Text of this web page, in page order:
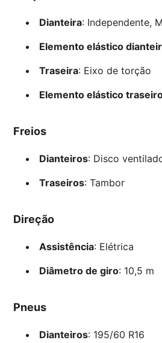
Dianteira: Independente,
Elemento elástico
Traseira: Eixo de torção
Elemento elástico
Freios
Dianteiros: Disco
Traseiros: Tambor
Direção
Assistência: Elétrica
Diâmetro de giro: 10,5 m
Pneus
Dianteiros: 195/60 R16